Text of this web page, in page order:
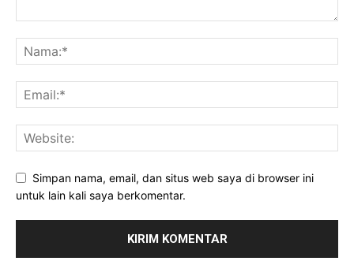
Simpan nama, email, dan situs web saya di browser ini
untuk lain kali saya berkomentar.